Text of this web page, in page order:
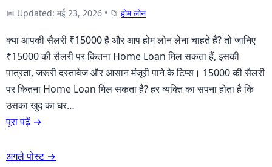
📅 Updated: मई 23, 2026 • 📁 होम लोन
क्या आपकी सैलरी ₹15000 है और आप होम लोन लेना चाहते हैं? तो जानिए
₹15000 की सैलरी पर कितना Home Loan मिल सकता हैं, इसकी
पात्रता, जरूरी दस्तावेज और आसान मंजूरी पाने के टिप्स। 15000 की सैलरी
पर कितना Home Loan मिल सकता है? हर व्यक्ति का सपना होता है कि
उसका खुद का घर…
पूरा पढ़ें →
अगले पोस्ट →